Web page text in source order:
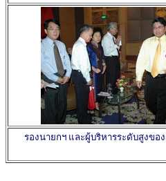
รองนายกฯ และผู้บริหารระดับสูงขอ